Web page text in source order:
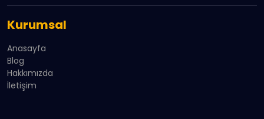
Kurumsal
Anasayfa
Blog
Hakkımızda
İletişim